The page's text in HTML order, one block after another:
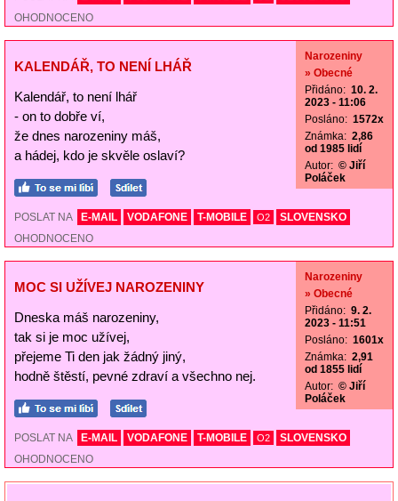
OHODNOCENO
KALENDÁŘ, TO NENÍ LHÁŘ
Kalendář, to není lhář
- on to dobře ví,
že dnes narozeniny máš,
a hádej, kdo je skvěle oslaví?
Narozeniny
» Obecné
Přidáno: 10. 2.
2023 - 11:06
Posláno: 1572x
Známka: 2,86
od 1985 lidí
Autor: © Jiří
Poláček
POSLAT NA E-MAIL VODAFONE T-MOBILE O2
SLOVENSKO
OHODNOCENO
MOC SI UŽÍVEJ NAROZENINY
Dneska máš narozeniny,
tak si je moc užívej,
přejeme Ti den jak žádný jiný,
hodně štěstí, pevné zdraví a všechno nej.
Narozeniny
» Obecné
Přidáno: 9. 2.
2023 - 11:51
Posláno: 1601x
Známka: 2,91
od 1855 lidí
Autor: © Jiří
Poláček
POSLAT NA E-MAIL VODAFONE T-MOBILE O2
SLOVENSKO
OHODNOCENO